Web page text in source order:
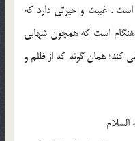
. غيبت و حيرتي دارد که
است که همچون شهابي
کند؛ همان گونه که از ظلم و
السلام